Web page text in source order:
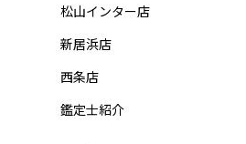
松山インター店
新居浜店
西条店
鑑定士紹介